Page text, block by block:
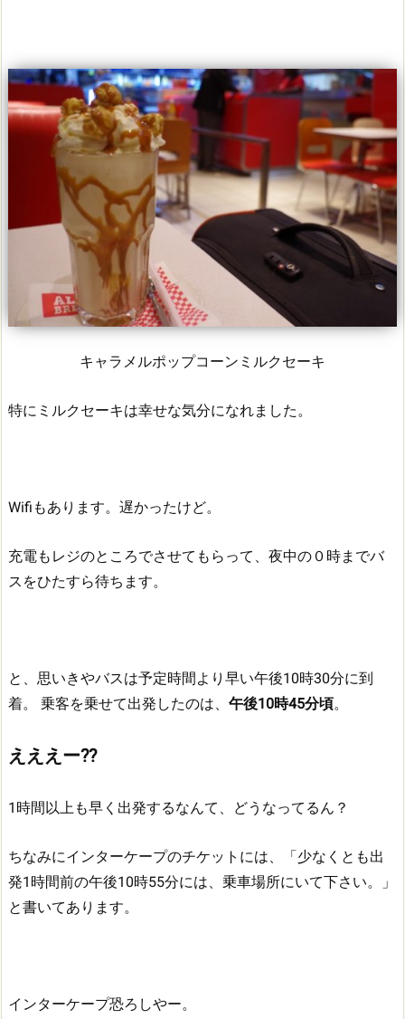
キャラメルポップコーンミルクセーキ
特にミルクセーキは幸せな気分になれました。
Wifiもあります。遅かったけど。
充電もレジのところでさせてもらって、夜中の０時までバ
スをひたすら待ちます。
と、思いきやバスは予定時間より早い午後10時30分に到
着。
乗客を乗せて出発したのは、 午後10時45分頃。
えええー??
1時間以上も早く出発するなんて、どうなってるん？
ちなみにインターケープのチケットには、「少なくとも出
発1時間前の午後10時55分には、乗車場所にいて下さい。」
と書いてあります。
インターケープ恐ろしやー。